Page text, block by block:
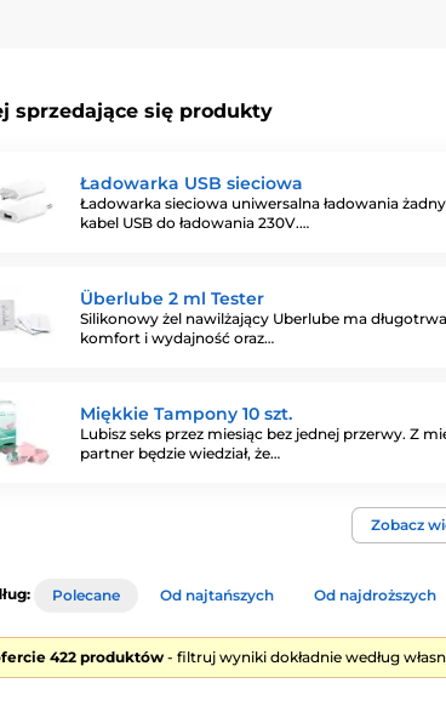
sprzedające się produkty
Ładowarka USB sieciowa
Ładowarka sieciowa uniwersalna ładowania
kabel USB do ładowania 230V.…
Überlube 2 ml Tester
Silikonowy żel nawilżający Uberlube ma
komfort i wydajność oraz…
Miękkie Tampony 10 szt.
Lubisz seks przez miesiąc bez jednej przerwy. Z
partner będzie wiedział, że…
Zobacz
Polecane Od najtańszych Od najdroższych
422 produktów- filtruj wyniki dokładnie według